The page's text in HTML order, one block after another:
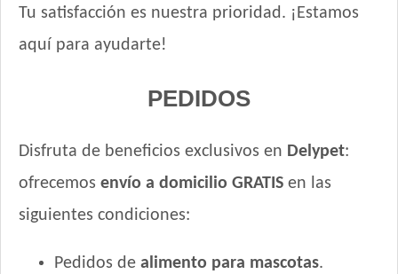
Tu satisfacción es nuestra prioridad. ¡Estamos
aquí para ayudarte!
PEDIDOS
Disfruta de beneficios exclusivos en Delypet:
ofrecemos envío a domicilio GRATIS en las
siguientes condiciones:
Pedidos de alimento para mascotas.